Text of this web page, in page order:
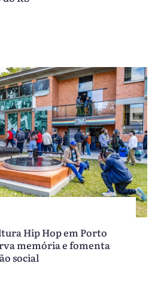
Hip Hop em Porto
memória e fomenta
social